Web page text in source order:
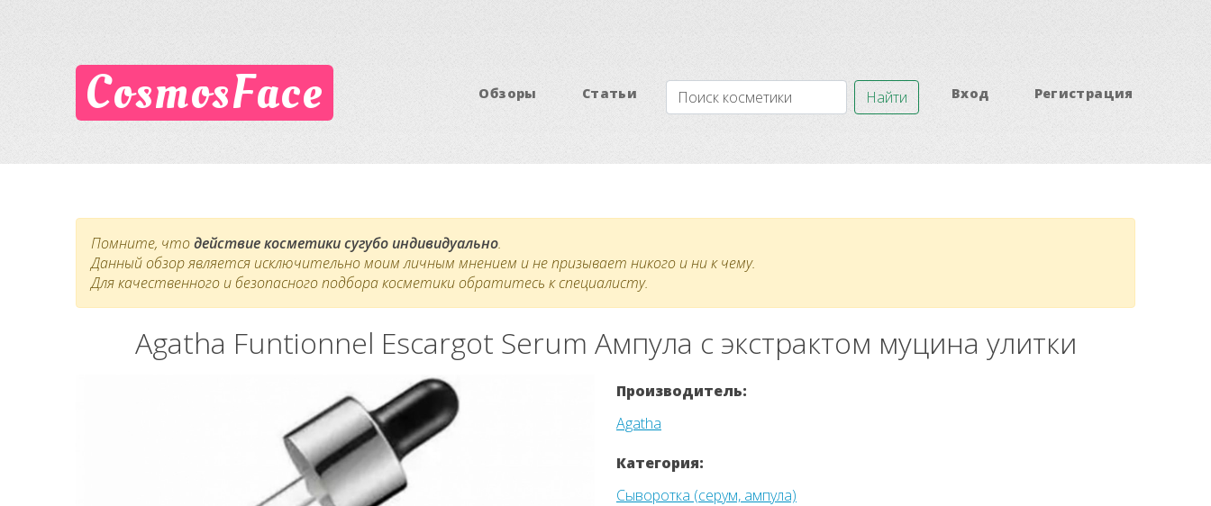
CosmosFace Обзоры Статьи Найти Вход Регистрация
Помните, чтодействие косметики сугубо индивидуально.
Данный обзор является исключительно моим личным мнением и не призывает никого и ни к чему.
Для качественного и безопасного подбора косметики обратитесь к специалисту.
Agatha Funtionnel Escargot Serum Ампула с экстрактом муцина улитки
Производитель:
Agatha
Категория:
Сыворотка (серум, ампула)